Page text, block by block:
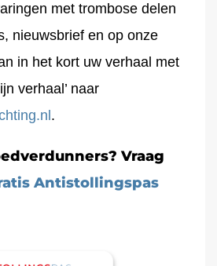
met trombose delen
nieuwsbrief en op onze
in het kort uw verhaal met
verhaal’ naar
.
Vraag
Antistollingspas